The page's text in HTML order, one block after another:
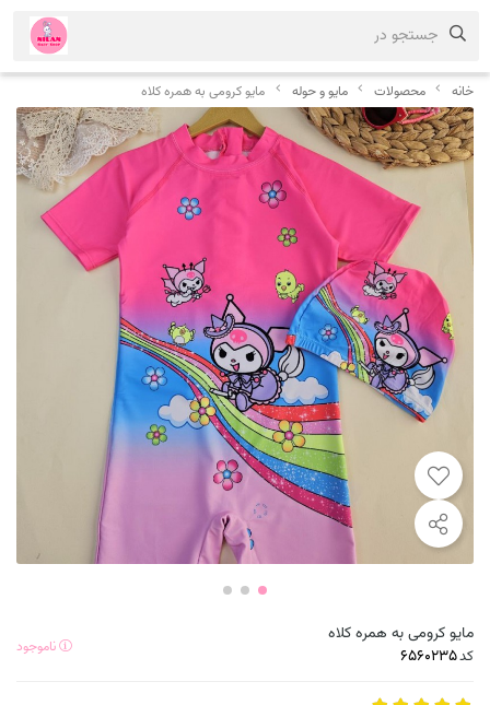
خانه محصولات مایو و حوله مایو کرومی به همره کلاه
مایو کرومی به همره کلاه
کد ناموجود
جستجو در